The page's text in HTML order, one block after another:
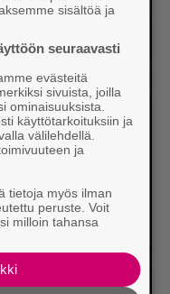
sisältöä ja
seuraavasti
evästeitä
sivuista, joilla
ominaisuuksista.
käyttötarkoituksiin ja
välilehdellä.
ja
tietoja myös ilman
peruste. Voit
milloin tahansa